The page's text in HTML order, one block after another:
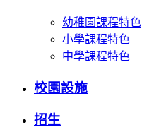
幼稚園課程特色
小學課程特色
中學課程特色
校園設施
招生